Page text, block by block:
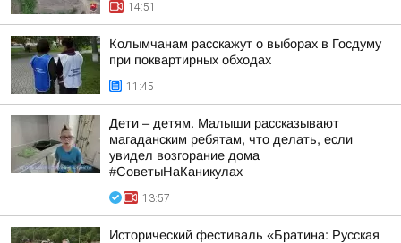
14:51
Колымчанам расскажут о выборах в Госдуму
при поквартирных обходах
11:45
Дети – детям. Малыши рассказывают
магаданским ребятам, что делать, если
увидел возгорание дома
#СоветыНаКаникулах
13:57
Исторический фестиваль «Братина: Русская